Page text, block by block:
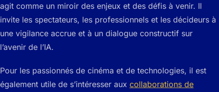
agit comme un miroir des enjeux et des défis à venir. Il
invite les spectateurs, les professionnels et les décideurs à
une vigilance accrue et à un dialogue constructif sur
l’avenir de l’IA.
Pour les passionnés de cinéma et de technologies, il est
également utile de s’intéresser aux collaborations de